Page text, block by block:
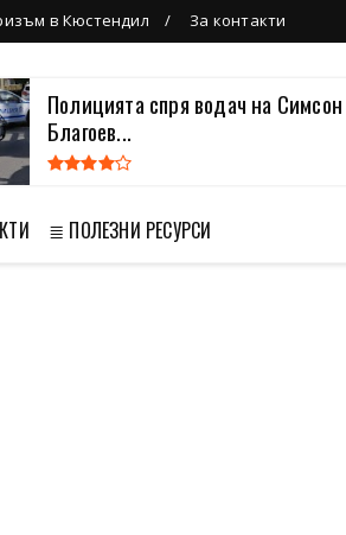
в Кюстендил За контакти
Полицията спря водач на Симсон
Благоев...
≣ ПОЛЕЗНИ РЕСУРСИ